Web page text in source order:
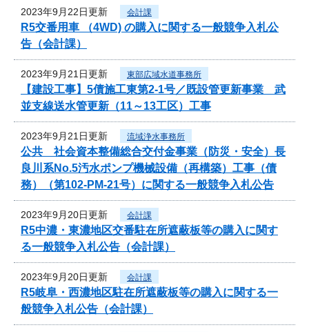
2023年9月22日更新 会計課
R5交番用車 （4WD) の購入に関する一般競争入札公
告（会計課）
2023年9月21日更新 東部広域水道事務所
【建設工事】5債施工東第2-1号／既設管更新事業 武
並支線送水管更新（11～13工区）工事
2023年9月21日更新 流域浄水事務所
公共 社会資本整備総合交付金事業（防災・安全）長
良川系No.5汚水ポンプ機械設備（再構築）工事（債
務）（第102-PM-21号）に関する一般競争入札公告
2023年9月20日更新 会計課
R5中濃・東濃地区交番駐在所遮蔽板等の購入に関す
る一般競争入札公告（会計課）
2023年9月20日更新 会計課
R5岐阜・西濃地区駐在所遮蔽板等の購入に関する一
般競争入札公告（会計課）